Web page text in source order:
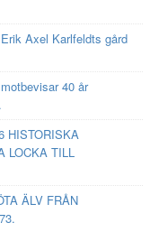
Axel Karlfeldts gård
40 år
HISTORISKA
LOCKA TILL
ÄLV FRÅN